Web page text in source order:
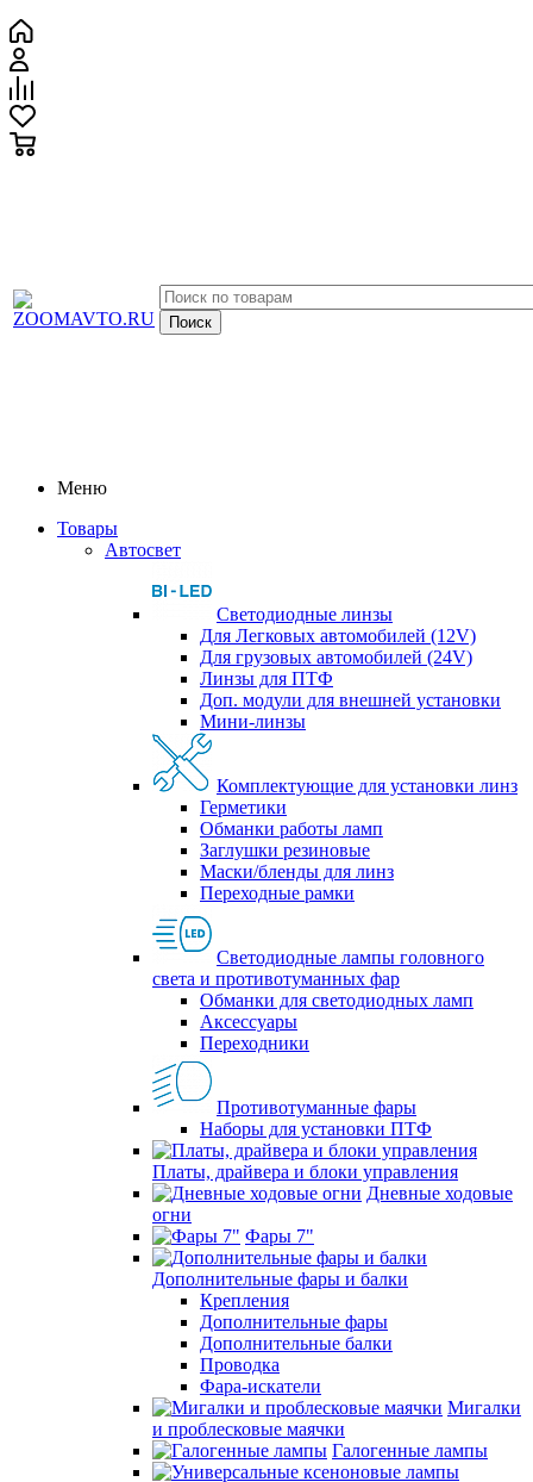
Меню
Товары
Автосвет
Светодиодные линзы
Для Легковых автомобилей (12V)
Для грузовых автомобилей (24V)
Линзы для ПТФ
Доп. модули для внешней установки
Мини-линзы
Комплектующие для установки линз
Герметики
Обманки работы ламп
Заглушки резиновые
Маски/бленды для линз
Переходные рамки
Светодиодные лампы головного
света и противотуманных фар
Обманки для светодиодных ламп
Аксессуары
Переходники
Противотуманные фары
Наборы для установки ПТФ
Платы, драйвера и блоки управления
Дневные ходовые
огни
Фары 7"
Дополнительные фары и балки
Крепления
Дополнительные фары
Дополнительные балки
Проводка
Фара-искатели
Мигалки
и проблесковые маячки
Галогенные лампы